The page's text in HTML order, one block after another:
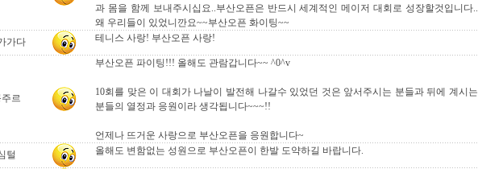
과 몸을 함께 보내주시십요..부산오픈은 반드시 세계적인 메이저 대회로 성장할것입니다..
왜 우리들이 있었니깐요~~부산오픈 화이팅~~
가다 테니스 사랑! 부산오픈 사랑!
주르
부산오픈 파이팅!!! 올해도 관람갑니다~~ ^0^v
10회를 맞은 이 대회가 나날이 발전해 나갈수 있었던 것은 앞서주시는 분들과 뒤에 계시는
분들의 열정과 응원이라 생각됩니다~~~!!
언제나 뜨거운 사랑으로 부산오픈을 응원합니다~
털 올해도 변함없는 성원으로 부산오픈이 한발 도약하길 바랍니다.